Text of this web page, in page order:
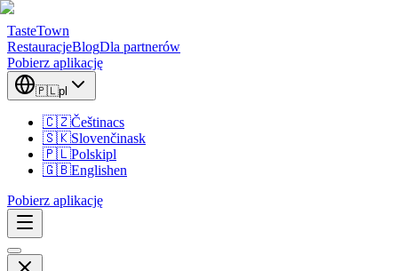
TasteTown
RestauracjeBlogDla partnerów
Pobierz aplikację
🇵🇱pl
🇨🇿Češtinacs
🇸🇰Slovenčinask
🇵🇱Polskipl
🇬🇧Englishen
Pobierz aplikację